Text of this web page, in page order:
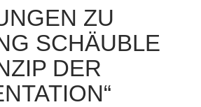
ZU
SCHÄUBLE
DER